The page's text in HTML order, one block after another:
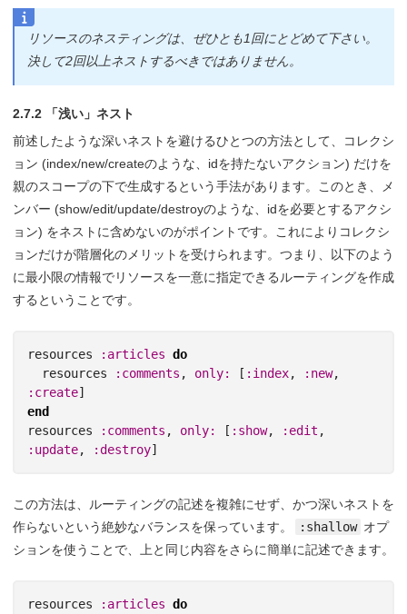
リソースのネスティングは、ぜひとも1回にとどめて下さい。
決して2回以上ネストするべきではありません。
2.7.2 「浅い」ネスト
前述したような深いネストを避けるひとつの方法として、コレクシ
ョン (index/new/createのような、idを持たないアクション) だけを
親のスコープの下で生成するという手法があります。このとき、メ
ンバー (show/edit/update/destroyのような、idを必要とするアクシ
ョン) をネストに含めないのがポイントです。これによりコレクシ
ョンだけが階層化のメリットを受けられます。つまり、以下のよう
に最小限の情報でリソースを一意に指定できるルーティングを作成
するということです。
resources :articles do
resources
:comments , only: [ :index, :new,
:create]
end
resources
:comments , only: [ :show, :edit ,
:update, :destroy]
この方法は、ルーティングの記述を複雑にせず、かつ深いネストを
作らないという絶妙なバランスを保っています。
:shallow オプ
ションを使うことで、上と同じ内容をさらに簡単に記述できます。
resources :articles do